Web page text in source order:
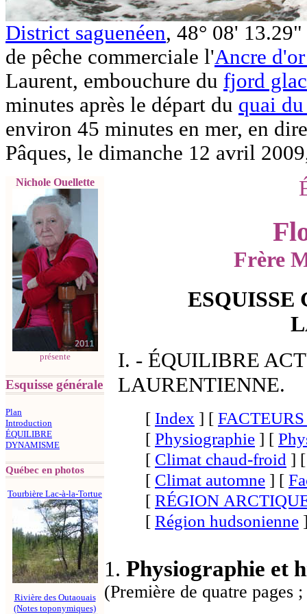
District saguenéen, 48° 08'
de pêche commerciale l'Ancre
Laurent, embouchure du fjord
minutes après le départ du quai
environ 45 minutes en mer, en
Pâques, le dimanche 12 avril
Nichole Ouellette
présente
Esquisse générale
Plan
Introduction
ÉQUILIBRE
DYNAMISME
Québec en photos
Tourbière Lac-à-la-Tortue
Rivière des Outaouais
(Notes toponymiques)
Frère
ESQUISSE
I. - ÉQUILIBRE
LAURENTIENNE.
[ Index ] [
[ Physiographie ] [
[ Climat chaud-froid ]
[ Climat automne ] [
[ RÉGION
[ Région hudsonienne
1. Physiographie et
(Première de quatre pages ;